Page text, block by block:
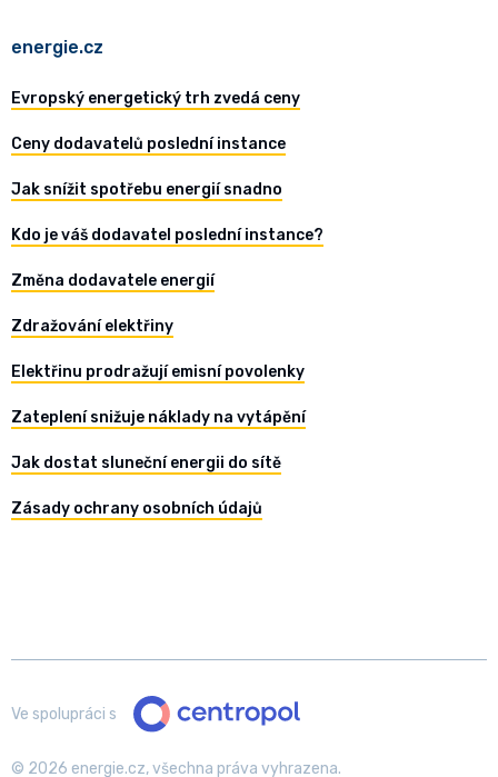
energie.cz
Evropský energetický trh zvedá ceny
Ceny dodavatelů poslední instance
Jak snížit spotřebu energií snadno
Kdo je váš dodavatel poslední instance?
Změna dodavatele energií
Zdražování elektřiny
Elektřinu prodražují emisní povolenky
Zateplení snižuje náklady na vytápění
Jak dostat sluneční energii do sítě
Zásady ochrany osobních údajů
© 2026 energie.cz, všechna práva vyhrazena.
Ve spolupráci s